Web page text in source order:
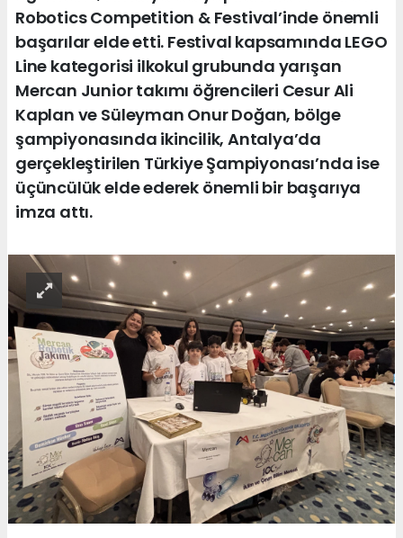
Robotics Competition & Festival’inde önemli
başarılar elde etti. Festival kapsamında LEGO
Line kategorisi ilkokul grubunda yarışan
Mercan Junior takımı öğrencileri Cesur Ali
Kaplan ve Süleyman Onur Doğan, bölge
şampiyonasında ikincilik, Antalya’da
gerçekleştirilen Türkiye Şampiyonası’nda ise
üçüncülük elde ederek önemli bir başarıya
imza attı.